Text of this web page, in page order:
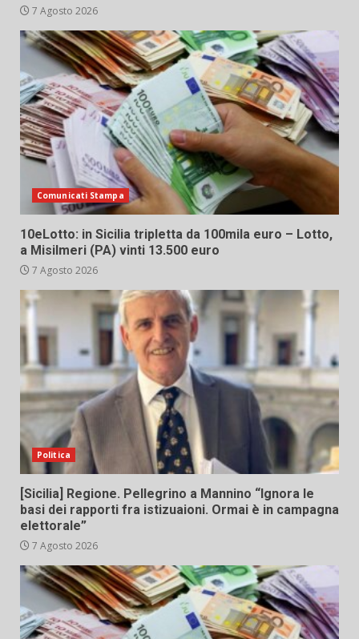
7 Agosto 2026
Comunicati Stampa
10eLotto: in Sicilia tripletta da 100mila euro – Lotto,
a Misilmeri (PA) vinti 13.500 euro
7 Agosto 2026
Politica
[Sicilia] Regione. Pellegrino a Mannino “Ignora le
basi dei rapporti fra istizuaioni. Ormai è in campagna
elettorale”
7 Agosto 2026